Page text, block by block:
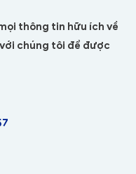
thông tin hữu ích về
với chúng tôi để được